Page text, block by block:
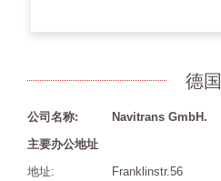
德国
公司名称:
Navitrans GmbH.
主要办公地址
地址:
Franklinstr.56